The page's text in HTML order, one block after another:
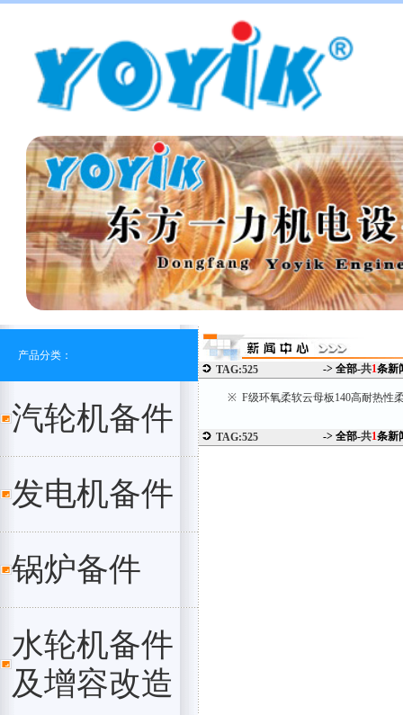
产品分类：
汽轮机备件
发电机备件
锅炉备件
水轮机备件
及增容改造
TAG:525 -> 全部-共1条新
※ F级环氧柔软云母板140高耐热性
TAG:525 -> 全部-共1条新